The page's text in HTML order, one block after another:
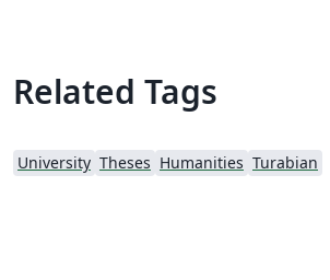
Related Tags
University Theses Humanities Turabian